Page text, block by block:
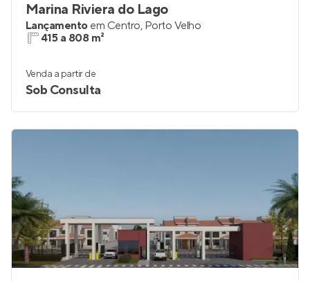
Marina Riviera do Lago
Lançamento em Centro, Porto Velho
415 a 808 m²
Venda a partir de
Sob Consulta